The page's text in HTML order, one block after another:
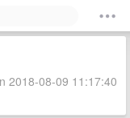
2018-08-09 11:17:40